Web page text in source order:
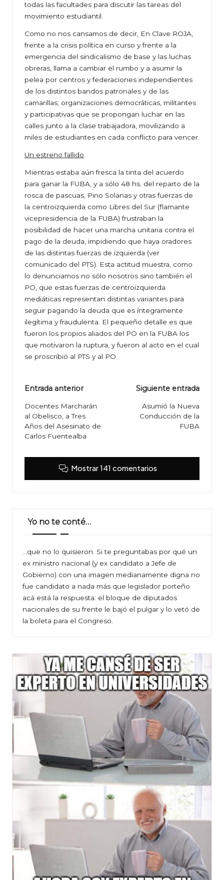
todas las facultades para discutir las tareas del
movimiento estudiantil.
Como no nos cansamos de decir, En Clave ROJA,
frente a la crisis política en curso y frente a la
emergencia del sindicalismo de base y las luchas
obreras, llama a cambiar el rumbo y a asumir la
pelea por centros y federaciones independientes
de los distintos bandos patronales y de las
camarillas; organizaciones democráticas, militantes
y participativas que se propongan luchar en las
calles junto a la clase trabajadora, movilizando a
miles de estudiantes en cada conflicto para vencer.
Un estreno fallido
Mientras estaba aún fresca la tinta del acuerdo
para ganar la FUBA, y a sólo 48 hs. del reparto de la
rosca de pascuas, Pino Solanas y otras fuerzas de
la centroizquierda como Libres del Sur (flamante
vicepresidencia de la FUBA) frustraban la
posibilidad de hacer una marcha unitaria contra el
pago de la deuda, impidiendo que haya oradores
de las distintas fuerzas de izquierda (ver
comunicado del PTS). Esta actitud muestra, como
lo denunciamos no sólo nosotros sino también el
PO, que estas fuerzas de centroizquierda
mediáticas representan distintas variantes para
seguir pagando la deuda que es íntegramente
ilegítima y fraudulenta. El pequeño detalle es que
fueron los propios aliados del PO en la FUBA los
que motivaron la ruptura, y fueron al acto en el cual
se proscribió al PTS y al PO.
Navegación
de
entradas
Entrada anterior
Docentes Marcharán
al Obelisco, a Tres
Años del Asesinato de
Carlos Fuentealba
Siguiente entrada
Asumió la Nueva
Conducción de la
FUBA
Mostrar 141 comentarios
Yo no te conté…
…que no lo quisieron. Si te preguntabas por qué un
ex ministro nacional (y ex candidato a Jefe de
Gobierno) con una imagen medianamente digna no
fue candidato a nada más que legislador porteño
acá está la respuesta: el bloque de diputados
nacionales de su frente le bajó el pulgar y lo vetó de
la boleta para el Congreso.